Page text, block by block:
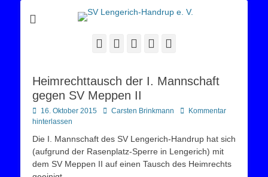
SV Lengerich-
Handrup e. V.
Sportverein Lengerich Handrup
Facebook
Twitter YouTube
Heimrechttausch der I. Mannschaft
gegen SV Meppen II
Posted
on
16. Oktober 2015 AutorCarsten Brinkmann
Kommentar
hinterlassen
Die I. Mannschaft des SV Lengerich-Handrup hat sich
(aufgrund der Rasenplatz-Sperre in Lengerich) mit
dem SV Meppen II auf einen Tausch des Heimrechts